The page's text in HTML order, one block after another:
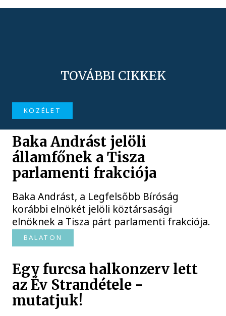
TOVÁBBI CIKKEK
KÖZÉLET
Baka Andrást jelöli
államfőnek a Tisza
parlamenti frakciója
Baka Andrást, a Legfelsőbb Bíróság
korábbi elnökét jelöli köztársasági
elnöknek a Tisza párt parlamenti frakciója.
BALATON
Egy furcsa halkonzerv lett
az Év Strandétele -
mutatjuk!